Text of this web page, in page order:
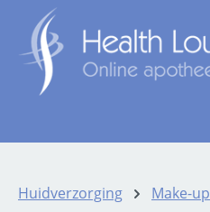
Ga naar de hoofdinhoud
Huidverzorging Make-up